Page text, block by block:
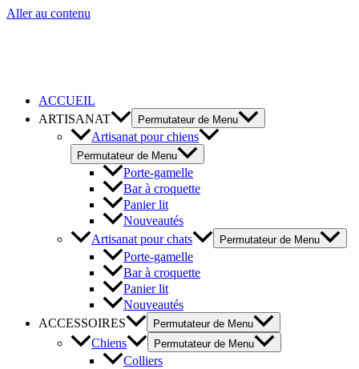
Aller au contenu
ACCUEIL
ARTISANAT
Permutateur de Menu
Artisanat pour chiens
Permutateur de Menu
Porte-gamelle
Bar à croquette
Panier lit
Nouveautés
Artisanat pour chats
Permutateur de Menu
Porte-gamelle
Bar à croquette
Panier lit
Nouveautés
ACCESSOIRES
Permutateur de Menu
Chiens Permutateur de Menu
Colliers